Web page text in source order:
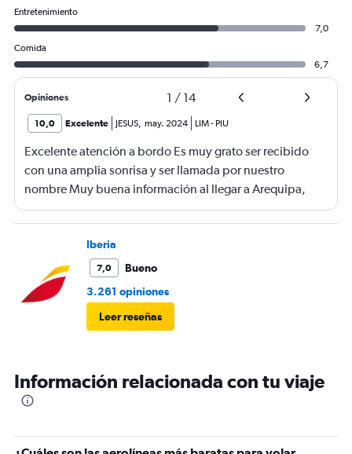
Entretenimiento
7,0
Comida
6,7
Opiniones 1 / 14
10,0 Excelente JESUS, may. 2024 LIM- PIU
Excelente atención a bordo Es muy grato ser recibido
con una amplia sonrisa y ser llamada por nuestro
nombre Muy buena información al llegar a Arequipa,
había personal de LATAM que indicaba la cinta del
equipaje, gratamente sorprendido Asiento muy
cómodo, snacks a la altura Vuelo muy tranquilo y lo
mejor en horario
Iberia
7,0
Bueno
3.261 opiniones
Leer reseñas
Información relacionada con tu viaje